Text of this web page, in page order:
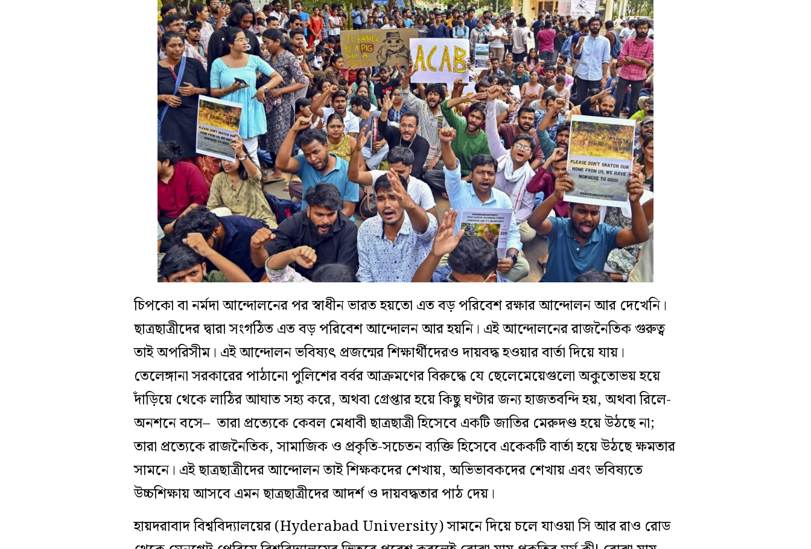
চিপকো বা নর্মদা আন্দোলনের পর স্বাধীন ভারত হয়তো এত বড় পরিবেশ রক্ষার আন্দোলন আর দেখেনি।
ছাত্রছাত্রীদের দ্বারা সংগঠিত এত বড় পরিবেশ আন্দোলন আর হয়নি। এই আন্দোলনের রাজনৈতিক গুরুত্ব
তাই অপরিসীম। এই আন্দোলন ভবিষ্যৎ প্রজন্মের শিক্ষার্থীদেরও দায়বদ্ধ হওয়ার বার্তা দিয়ে যায়।
তেলেঙ্গানা সরকারের পাঠানো পুলিশের বর্বর আক্রমণের বিরুদ্ধে যে ছেলেমেয়েগুলো অকুতোভয় হয়ে
দাঁড়িয়ে থেকে লাঠির আঘাত সহ্য করে, অথবা গ্রেপ্তার হয়ে কিছু ঘণ্টার জন্য হাজতবন্দি হয়, অথবা রিলে-
অনশনে বসে– তারা প্রত্যেকে কেবল মেধাবী ছাত্রছাত্রী হিসেবে একটি জাতির মেরুদণ্ড হয়ে উঠছে না;
তারা প্রত্যেকে রাজনৈতিক, সামাজিক ও প্রকৃতি-সচেতন ব্যক্তি হিসেবে একেকটি বার্তা হয়ে উঠছে ক্ষমতার
সামনে। এই ছাত্রছাত্রীদের আন্দোলন তাই শিক্ষকদের শেখায়, অভিভাবকদের শেখায় এবং ভবিষ্যতে
উচ্চশিক্ষায় আসবে এমন ছাত্রছাত্রীদের আদর্শ ও দায়বদ্ধতার পাঠ দেয়।
হায়দরাবাদ বিশ্ববিদ্যালয়ের (Hyderabad University) সামনে দিয়ে চলে যাওয়া সি আর রাও রোড